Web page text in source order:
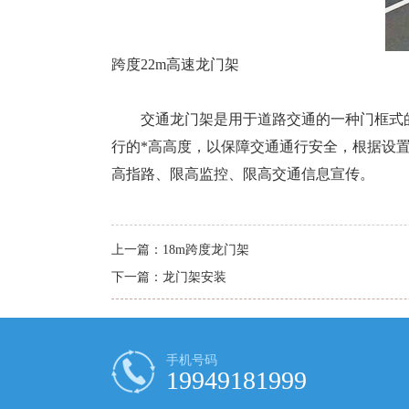
跨度22m高速龙门架
交通龙门架是用于道路交通的一种门框
行的*高高度，以保障交通通行安全，根据设
高指路、限高监控、限高交通信息宣传。
上一篇： 18m跨度龙门架
下一篇： 龙门架安装
手机号码
19949181999